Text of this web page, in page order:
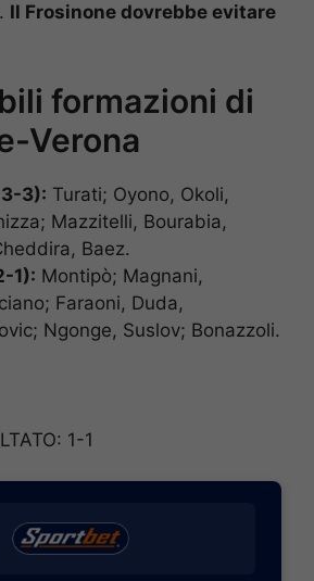
Il Frosinone dovrebbe evitare
formazioni di
Verona
3-3): Turati; Oyono, Okoli,
Mazzitelli, Bourabia,
Baez.
1): Montipò; Magnani,
Faraoni, Duda,
Ngonge, Suslov; Bonazzoli.
1-1